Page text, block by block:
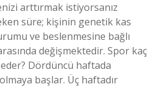
arttırmak istiyorsanız
süre; kişinin genetik kas
ve beslenmesine bağlı
değişmektedir. Spor kaç
Dördüncü haftada
başlar. Üç haftadır